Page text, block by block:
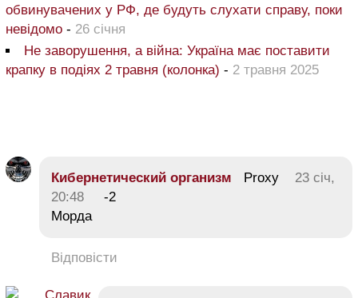
обвинувачених у РФ, де будуть слухати справу, поки
невідомо - 26 січня
Не заворушення, а війна: Україна має поставити
крапку в подіях 2 травня (колонка) - 2 травня 2025
Кибернетический организм Proxy
23 січ,
20:48
-2
Морда
Відповісти